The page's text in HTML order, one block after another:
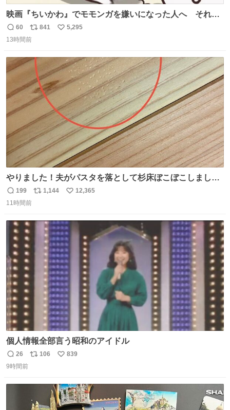
映画『ちいかわ』でモモンガを嫌いになった人へ それで
も愛される理由と可能性 kai-you.net/article/96186 『映画
ちいかわ 人魚の島のひみつ』を3回観て、原作も追ってい
す。ちいかわ初心者向けです🖊
返
信
60
リ
ポ
ト
数
841
い
数
5,295
13時間前
やりました！夫がパスタを落として杉床ぼこぼこしまし
た！よかったーーー！ファーストぼこぼこ自分じゃなく
て！これで第二波いつでもいけます！！！✌️いやーほっと
は乾燥パスタに負けます。豆腐くらいやわやわです。
返
信
199
リ
1,144
い
数
12,365
11時間前
個人情報全部言う昭和のアイドル
返
信
26
リ
数
106
い
数
839
9時間前